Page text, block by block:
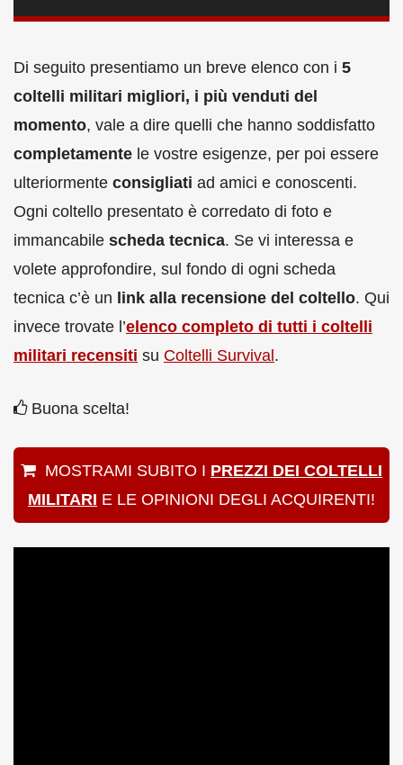
Di seguito presentiamo un breve elenco con i 5
coltelli militari migliori, i più venduti del
momento, vale a dire quelli che hanno soddisfatto
completamente le vostre esigenze, per poi essere
ulteriormente consigliati ad amici e conoscenti.
Ogni coltello presentato è corredato di foto e
immancabile scheda tecnica. Se vi interessa e
volete approfondire, sul fondo di ogni scheda
tecnica c’è un link alla recensione del coltello. Qui
invece trovate l’elenco completo di tutti i coltelli
militari recensiti su Coltelli Survival.
Buona scelta!
MOSTRAMI SUBITO I PREZZI DEI COLTELLI
MILITARI E LE OPINIONI DEGLI ACQUIRENTI!